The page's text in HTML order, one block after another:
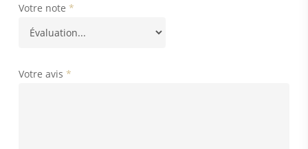
Votre note *
Votre avis *